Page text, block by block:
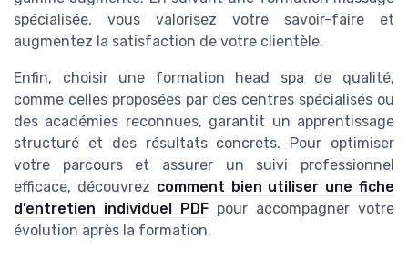
spécialisée, vous valorisez votre savoir-faire et
augmentez la satisfaction de votre clientèle.
Enfin, choisir une formation head spa de qualité,
comme celles proposées par des centres spécialisés ou
des académies reconnues, garantit un apprentissage
structuré et des résultats concrets. Pour optimiser
votre parcours et assurer un suivi professionnel
efficace, découvrez comment bien utiliser une fiche
d’entretien individuel PDF pour accompagner votre
évolution après la formation.